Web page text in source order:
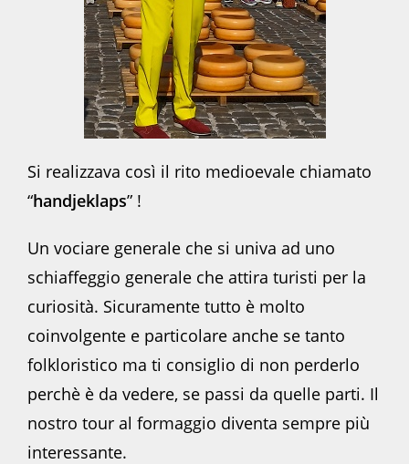
Si realizzava così il rito medioevale chiamato
“handjeklaps” !
Un vociare generale che si univa ad uno
schiaffeggio generale che attira turisti per la
curiosità. Sicuramente tutto è molto
coinvolgente e particolare anche se tanto
folkloristico ma ti consiglio di non perderlo
perchè è da vedere, se passi da quelle parti. Il
nostro tour al formaggio diventa sempre più
interessante.